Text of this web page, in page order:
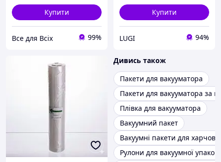
Купити
Все для Всіх 99%
Купити
LUGI 94%
Дивись також
Пакети для вакууматора
Пакети для вакууматора за
Плівка для вакууматора
Вакуумний пакет
Вакуумні пакети для
Рулони для вакуумної